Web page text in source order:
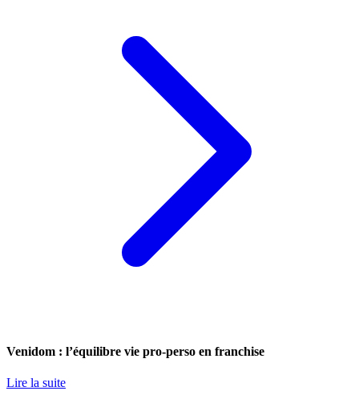
Venidom : l’équilibre vie pro-perso en franchise
Lire la suite